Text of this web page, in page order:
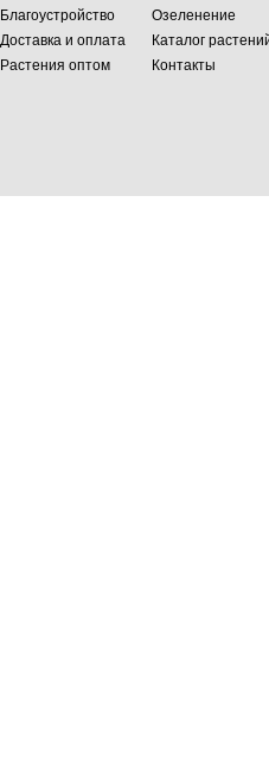
Благоустройство
Озеленение
Доставка и оплата
Каталог
Растения оптом
Контакты